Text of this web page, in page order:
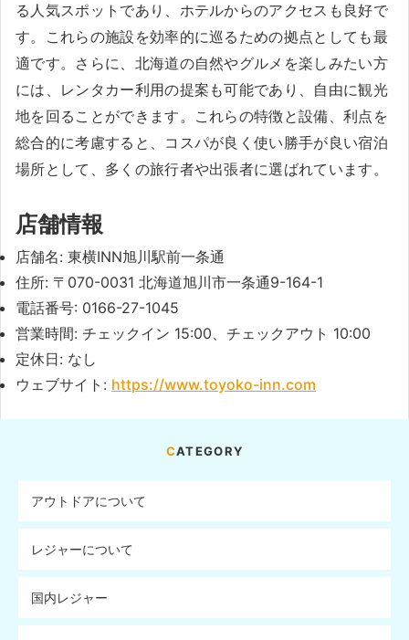
る人気スポットであり、ホテルからのアクセスも良好で
す。これらの施設を効率的に巡るための拠点としても最
適です。さらに、北海道の自然やグルメを楽しみたい方
には、レンタカー利用の提案も可能であり、自由に観光
地を回ることができます。これらの特徴と設備、利点を
総合的に考慮すると、コスパが良く使い勝手が良い宿泊
場所として、多くの旅行者や出張者に選ばれています。
店舗情報
店舗名: 東横INN旭川駅前一条通
住所: 〒070-0031 北海道旭川市一条通9-164-1
電話番号: 0166-27-1045
営業時間: チェックイン 15:00、チェックアウト 10:00
定休日: なし
ウェブサイト: https://www.toyoko-inn.com
CATEGORY
アウトドアについて
レジャーについて
国内レジャー